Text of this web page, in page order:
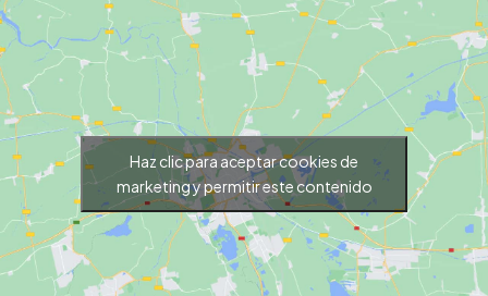
Haz clic para aceptar cookies de
marketing y permitir este contenido